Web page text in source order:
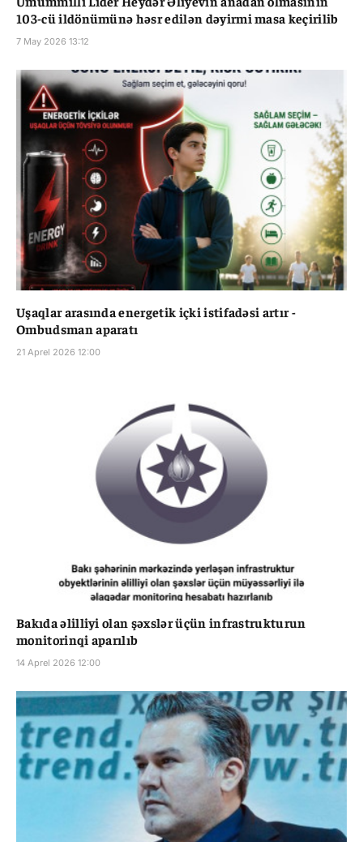
103-cü ildönümünə həsr edilən dəyirmi masa keçirilib
7 May 2026 13:12
Uşaqlar arasında energetik içki istifadəsi artır -
Ombudsman aparatı
21 Aprel 2026 12:00
Bakıda əlilliyi olan şəxslər üçün infrastrukturun
monitorinqi aparılıb
14 Aprel 2026 12:00